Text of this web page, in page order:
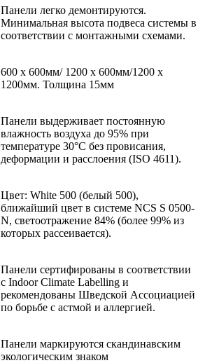
Панели легко демонтируются.
Минимальная высота подвеса системы в
соответствии с монтажными схемами.
600 х 600мм/ 1200 х 600мм/1200 х
1200мм. Толщина 15мм
Панели выдерживает постоянную
влажность воздуха до 95% при
температуре 30°C без провисания,
деформации и расслоения (ISO 4611).
Цвет: White 500 (белый 500),
ближайший цвет в системе NCS S 0500-
N, светоотражение 84% (более 99% из
которых рассеивается).
Панели сертифированы в соответствии
с Indoor Climate Labelling и
рекомендованы Шведской Ассоциацией
по борьбе с астмой и аллергией.
Панели маркируются скандинавским
экологическим знаком